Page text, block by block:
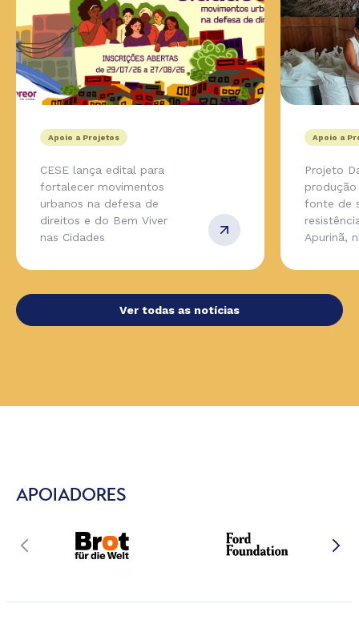
Apoio a Projetos
CESE lança edital para
fortalecer movimentos
urbanos na defesa de
direitos e do Bem Viver
nas Cidades
Apoio a
Projeto
fonte de
Apurinã,
Ver todas as notícias
APOIADORES